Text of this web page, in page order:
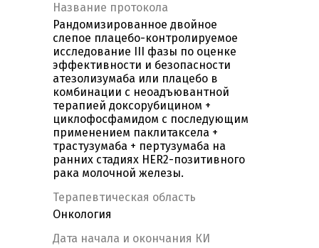
Название протокола
Рандомизированное двойное
слепое плацебо-контролируемое
исследование III фазы по оценке
эффективности и безопасности
атезолизумаба или плацебо в
комбинации с неоадъювантной
терапией доксорубицином +
циклофосфамидом с последующим
применением паклитаксела +
трастузумаба + пертузумаба на
ранних стадиях HER2-позитивного
рака молочной железы.
Терапевтическая область
Онкология
Дата начала и окончания КИ